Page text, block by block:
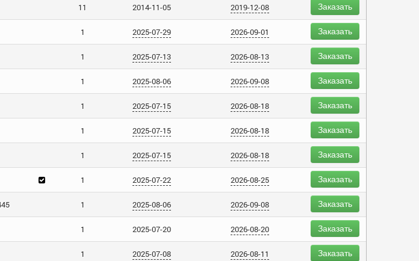
11 2014-11-05 2019-12-08 Заказать
1 2025-07-29 2026-09-01 Заказать
1 2025-07-13 2026-08-13 Заказать
1 2025-08-06 2026-09-08 Заказать
1 2025-07-15 2026-08-18 Заказать
1 2025-07-15 2026-08-18 Заказать
1 2025-07-15 2026-08-18 Заказать
1 2025-07-22 2026-08-25 Заказать
1 2025-08-06 2026-09-08 Заказать
1 2025-07-20 2026-08-20 Заказать
1 2025-07-08 2026-08-11 Заказать